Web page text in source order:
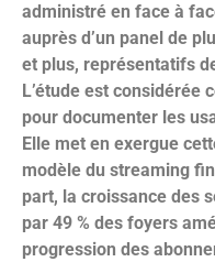
administré en face à
auprès d’un panel de
et plus, représentatifs
L’étude est considérée
pour documenter les
Elle met en exergue
modèle du streaming
part, la croissance des
par 49 % des foyers
progression des